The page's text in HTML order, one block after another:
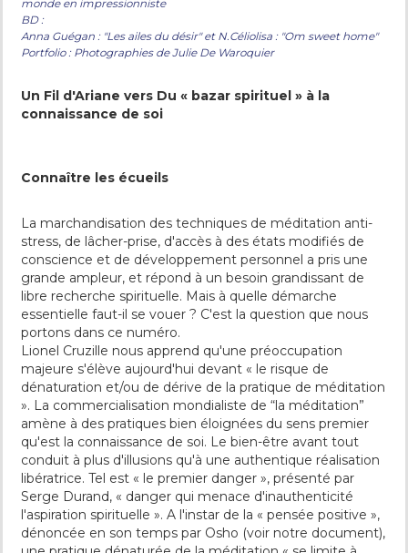
monde en impressionniste
BD :
Anna Guégan : "Les ailes du désir" et N.Céliolisa : "Om sweet home"
Portfolio : Photographies de Julie De Waroquier
Un Fil d'Ariane vers Du « bazar spirituel » à la
connaissance de soi
Connaître les écueils
La marchandisation des techniques de méditation anti-
stress, de lâcher-prise, d'accès à des états modifiés de
conscience et de développement personnel a pris une
grande ampleur, et répond à un besoin grandissant de
libre recherche spirituelle. Mais à quelle démarche
essentielle faut-il se vouer ? C'est la question que nous
portons dans ce numéro.
Lionel Cruzille nous apprend qu'une préoccupation
majeure s'élève aujourd'hui devant « le risque de
dénaturation et/ou de dérive de la pratique de méditation
». La commercialisation mondialiste de “la méditation”
amène à des pratiques bien éloignées du sens premier
qu'est la connaissance de soi. Le bien-être avant tout
conduit à plus d'illusions qu'à une authentique réalisation
libératrice. Tel est « le premier danger », présenté par
Serge Durand, « danger qui menace d'inauthenticité
l'aspiration spirituelle ». A l'instar de la « pensée positive »,
dénoncée en son temps par Osho (voir notre document),